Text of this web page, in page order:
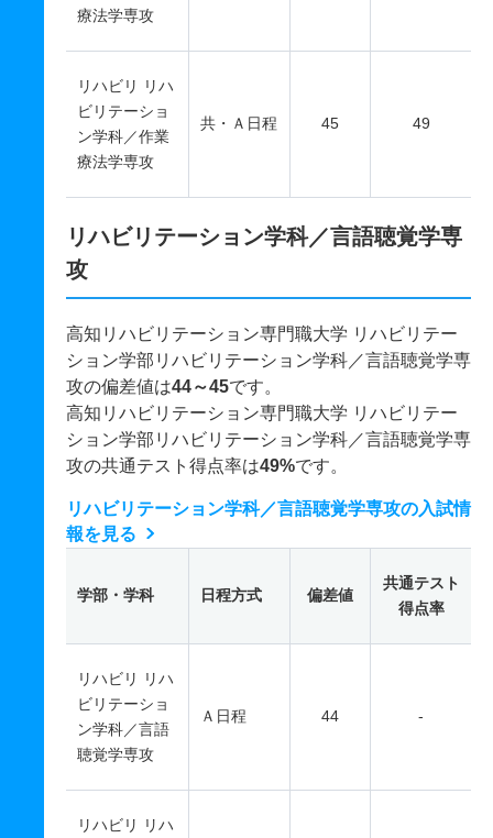
療法学専攻
リハビリ リハ
ビリテーショ
ン学科／作業
療法学専攻
共・Ａ日程 45 49
リハビリテーション学科／言語聴覚学専
攻
高知リハビリテーション専門職大学 リハビリテー
ション学部リハビリテーション学科／言語聴覚学専
攻の偏差値は44～45です。
高知リハビリテーション専門職大学 リハビリテー
ション学部リハビリテーション学科／言語聴覚学専
攻の共通テスト得点率は49%です。
リハビリテーション学科／言語聴覚学専攻の入試情
報を見る
学部・学科 日程方式 偏差値
共通テスト
得点率
リハビリ リハ
ビリテーショ
ン学科／言語
聴覚学専攻
Ａ日程 44 -
リハビリ リハ